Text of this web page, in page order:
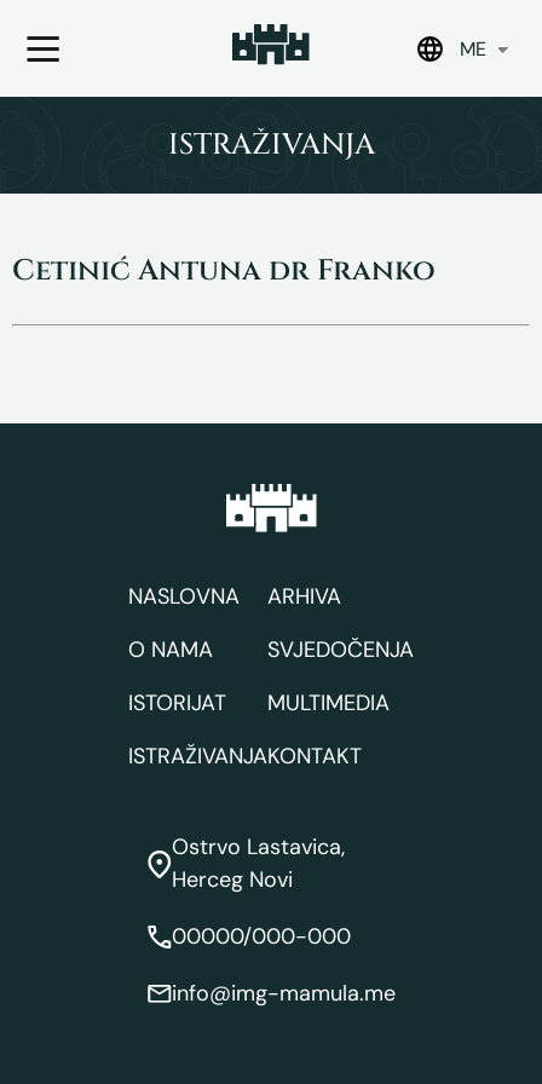
ME
ISTRAŽIVANJA
Cetinić Antuna dr Franko
NASLOVNA
O NAMA
ISTORIJAT
ISTRAŽIVANJA
ARHIVA
SVJEDOČENJA
MULTIMEDIA
KONTAKT
Ostrvo Lastavica,
Herceg Novi
00000/000-000
info@img-mamula.me